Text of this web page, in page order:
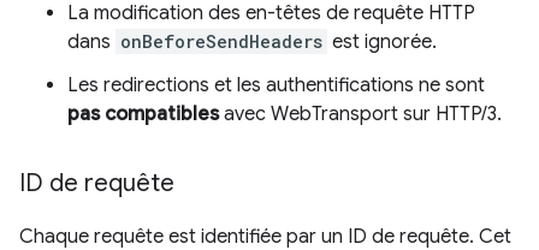
La modification des en-têtes de requête HTTP
dans onBeforeSendHeaders est ignorée.
Les redirections et les authentifications ne sont
pas compatiblesavec WebTransport sur HTTP/3.
ID de requête
Chaque requête est identifiée par un ID de requête. Cet